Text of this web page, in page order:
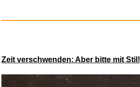
Zeit verschwenden: Aber bitte mit Stil!